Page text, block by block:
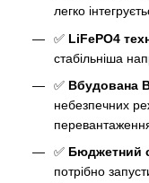
легко
✅ LiFePO4
стабільніша
✅ Вбудована
небезпечних
✅ Бюджетний
потрібно